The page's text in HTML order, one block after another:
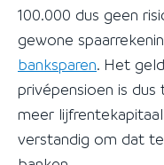
100.000 dus geen
gewone
banksparen. Het
privépensioen is
meer
verstandig om dat